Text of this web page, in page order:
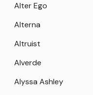
Alter Ego
Alterna
Altruist
Alverde
Alyssa Ashley